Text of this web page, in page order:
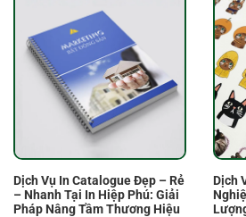
Dịch Vụ In Catalogue Đẹp – Rẻ
– Nhanh Tại In Hiệp Phú: Giải
Pháp Nâng Tầm Thương Hiệu
Dịch